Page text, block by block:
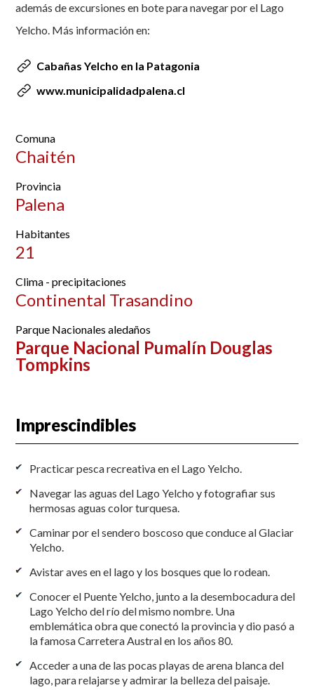
además de excursiones en bote para navegar por el Lago
Yelcho. Más información en:
Cabañas Yelcho en la Patagonia
www.municipalidadpalena.cl
Comuna
Chaitén
Provincia
Palena
Habitantes
21
Clima - precipitaciones
Continental Trasandino
Parque Nacionales aledaños
Parque Nacional Pumalín Douglas
Tompkins
Imprescindibles
Practicar pesca recreativa en el Lago Yelcho.
Navegar las aguas del Lago Yelcho y fotografiar sus
hermosas aguas color turquesa.
Caminar por el sendero boscoso que conduce al Glaciar
Yelcho.
Avistar aves en el lago y los bosques que lo rodean.
Conocer el Puente Yelcho, junto a la desembocadura del
Lago Yelcho del río del mismo nombre. Una
emblemática obra que conectó la provincia y dio pasó a
la famosa Carretera Austral en los años 80.
Acceder a una de las pocas playas de arena blanca del
lago, para relajarse y admirar la belleza del paisaje.